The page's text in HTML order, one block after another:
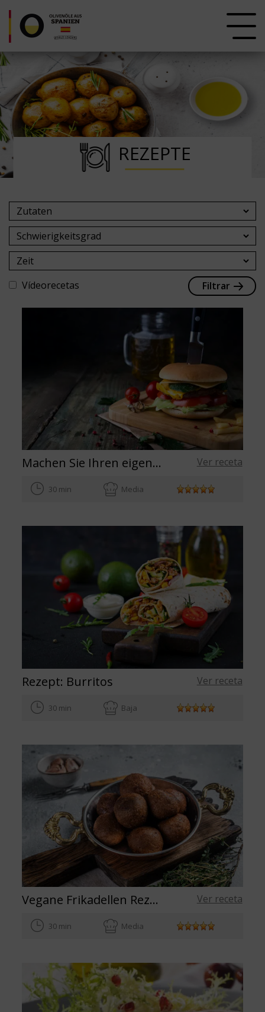
REZEPTE
Vídeorecetas Filtrar
Machen Sie Ihren eigenen Smash-Burger mit diesem einfachen Rezept Ver receta
30 min Media
Rezept: Burritos Ver receta
30 min Baja
Vegane Frikadellen Rezept Ver receta
30 min Media